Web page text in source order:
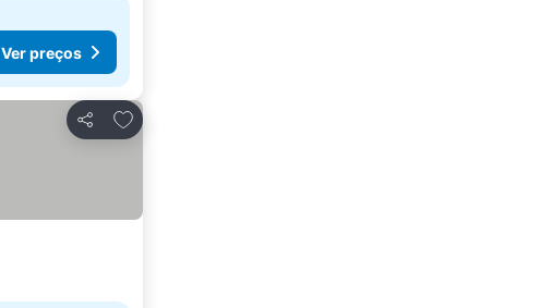
Ver preços
Partilhar
Adicionar aos favoritos